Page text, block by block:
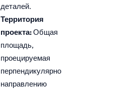
деталей.
Территория
проекта:Общая
площадь,
проецируемая
перпендикулярно
направлению